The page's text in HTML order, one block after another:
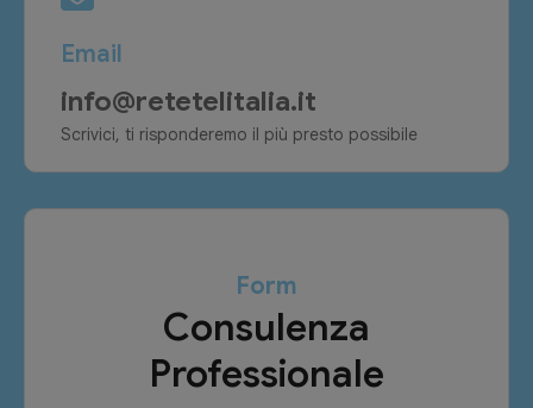
Email
info@retetelitalia.it
Scrivici, ti risponderemo il più presto possibile
Form
Consulenza
Professionale